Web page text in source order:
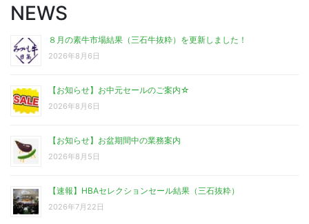
NEWS
８月の素牛市場結果（三石牛抜粋）を更新しました！
2026年8月6日
【お知らせ】お中元セールのご案内☆
2026年8月6日
【お知らせ】お盆期間中の業務案内
2026年8月5日
【速報】HBAセレクションセール結果（三石抜粋）
2026年7月22日